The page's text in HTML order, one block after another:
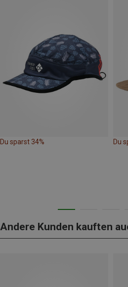
Du sparst 34% Du
Andere Kunden kauften